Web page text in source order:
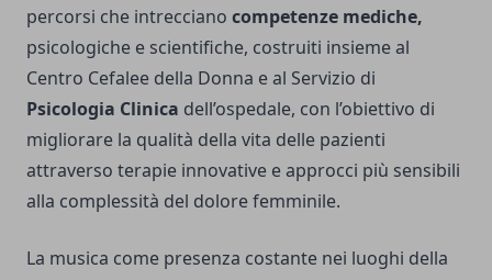
percorsi che intrecciano competenze mediche,
psicologiche e scientifiche, costruiti insieme al
Centro Cefalee della Donna e al Servizio di
Psicologia Clinica dell’ospedale, con l’obiettivo di
migliorare la qualità della vita delle pazienti
attraverso terapie innovative e approcci più sensibili
alla complessità del dolore femminile.
La musica come presenza costante nei luoghi della